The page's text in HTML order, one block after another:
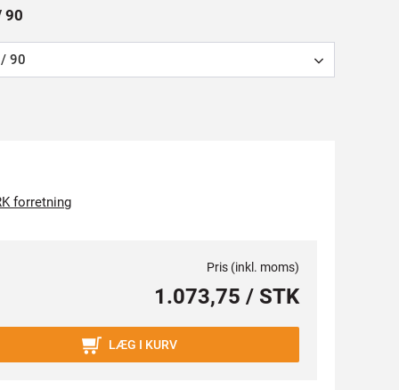
90
90
forretning
Pris (inkl. moms)
1.073,75 / STK
LÆG I KURV